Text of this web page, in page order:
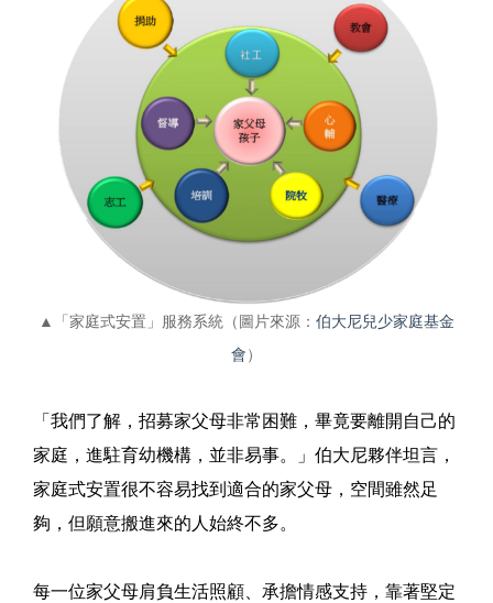
▲「家庭式安置」服務系統（圖片來源： 伯大尼兒少家庭基金
會 ）
「我們了解，招募家父母非常困難，畢竟要離開自己的
家庭，進駐育幼機構，並非易事。」伯大尼夥伴坦言，
家庭式安置很不容易找到適合的家父母，空間雖然足
夠，但願意搬進來的人始終不多。
每一位家父母肩負生活照顧、承擔情感支持，靠著堅定